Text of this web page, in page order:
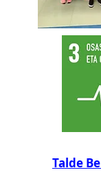
Talde